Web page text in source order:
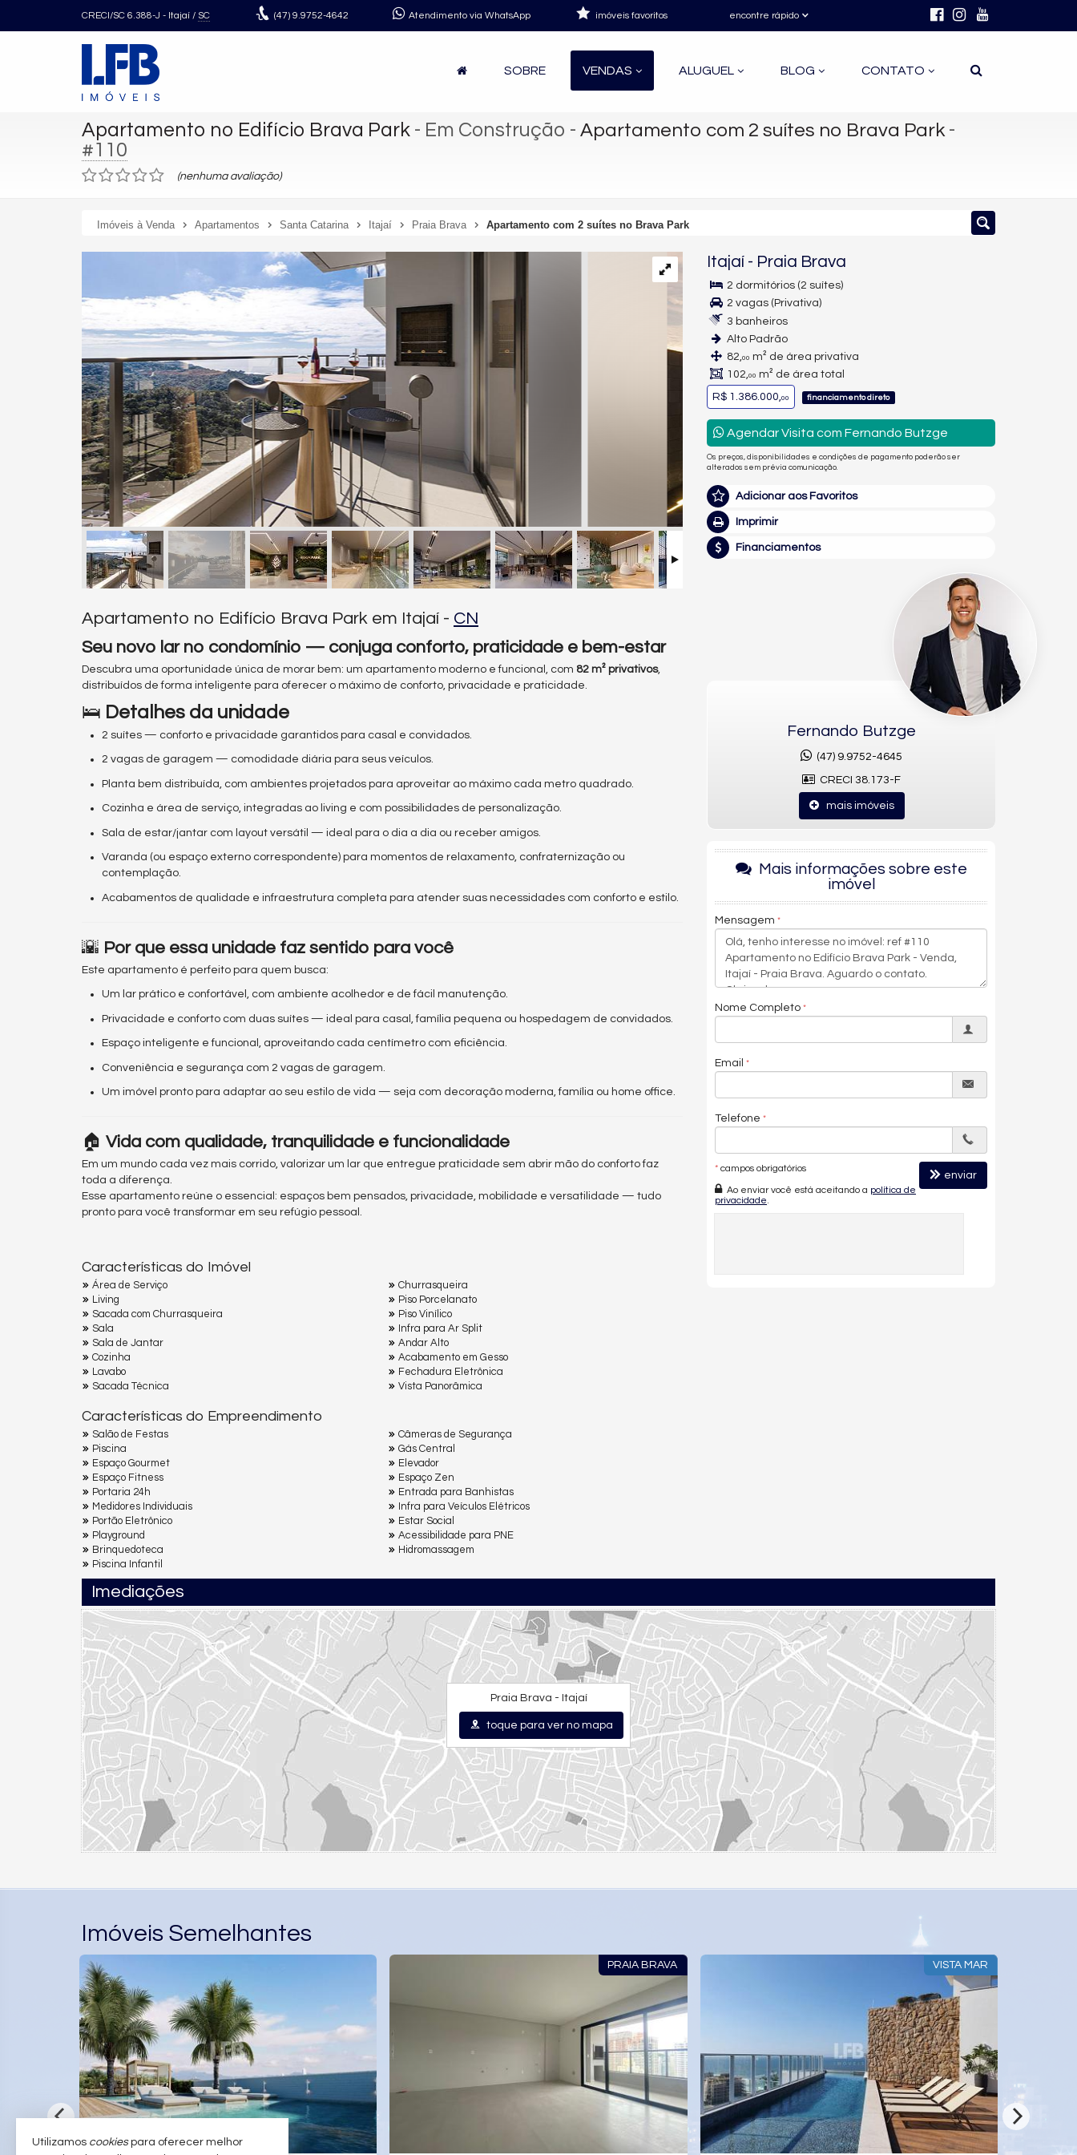
CRECI/SC 6.388-J - Itajaí / SC (47) 9.9752-4642 Atendimento via WhatsApp encontre rápido
imóveis favoritos
SOBRE VENDAS ALUGUEL BLOG CONTATO
Apartamento no Edifício Brava Park - Em Construção - Apartamento com 2 suítes no Brava Park -
#110
(nenhuma avaliação)
Imóveis à Venda Apartamentos Santa Catarina Itajaí Praia Brava Apartamento com 2 suítes no Brava Park
Apartamento no Edifício Brava Park em Itajaí - CN
Seu novo lar no condomínio — conjuga conforto, praticidade e bem-estar
Descubra uma oportunidade única de morar bem: um apartamento moderno e funcional, com 82 m² privativos,
distribuídos de forma inteligente para oferecer o máximo de conforto, privacidade e praticidade.
🛌 Detalhes da unidade
2 suítes — conforto e privacidade garantidos para casal e convidados.
2 vagas de garagem — comodidade diária para seus veículos.
Planta bem distribuída, com ambientes projetados para aproveitar ao máximo cada metro quadrado.
Cozinha e área de serviço, integradas ao living e com possibilidades de personalização.
Sala de estar/jantar com layout versátil — ideal para o dia a dia ou receber amigos.
Varanda (ou espaço externo correspondente) para momentos de relaxamento, confraternização ou
contemplação.
Acabamentos de qualidade e infraestrutura completa para atender suas necessidades com conforto e estilo.
🌇 Por que essa unidade faz sentido para você
Este apartamento é perfeito para quem busca:
Um lar prático e confortável, com ambiente acolhedor e de fácil manutenção.
Privacidade e conforto com duas suítes — ideal para casal, família pequena ou hospedagem de convidados.
Espaço inteligente e funcional, aproveitando cada centímetro com eficiência.
Conveniência e segurança com 2 vagas de garagem.
Um imóvel pronto para adaptar ao seu estilo de vida — seja com decoração moderna, família ou home office.
🏠 Vida com qualidade, tranquilidade e funcionalidade
Em um mundo cada vez mais corrido, valorizar um lar que entregue praticidade sem abrir mão do conforto faz
toda a diferença.
Esse apartamento reúne o essencial: espaços bem pensados, privacidade, mobilidade e versatilidade — tudo
pronto para você transformar em seu refúgio pessoal.
Características do Imóvel
Área de Serviço
Living
Sacada com Churrasqueira
Sala
Sala de Jantar
Cozinha
Lavabo
Sacada Técnica
Churrasqueira
Piso Porcelanato
Piso Vinílico
Infra para Ar Split
Andar Alto
Acabamento em Gesso
Fechadura Eletrônica
Vista Panorâmica
Características do Empreendimento
Salão de Festas
Piscina
Espaço Gourmet
Espaço Fitness
Portaria 24h
Medidores Individuais
Portão Eletrônico
Playground
Brinquedoteca
Piscina Infantil
Câmeras de Segurança
Gás Central
Elevador
Espaço Zen
Entrada para Banhistas
Infra para Veículos Elétricos
Estar Social
Acessibilidade para PNE
Hidromassagem
Itajaí - Praia Brava
2 dormitórios (2 suítes)
2 vagas (Privativa)
3 banheiros
Alto Padrão
82,00 m² de área privativa
102,00 m² de área total
R$ 1.386.000,00 financiamento direto
Agendar Visita com Fernando Butzge
Os preços, disponibilidades e condições de pagamento poderão ser
alterados sem prévia comunicação.
Adicionar aos Favoritos
Imprimir
Financiamentos
Fernando Butzge
(47) 9.9752-4645
CRECI 38.173-F
mais imóveis
Mais informações sobre este
imóvel
Mensagem
Nome Completo
Email
Telefone
* campos obrigatórios
Ao enviar você está aceitando a política de
privacidade
enviar
Imediações
Praia Brava - Itajaí
toque para ver no mapa
Imóveis Semelhantes
VISTA MAR
Utilizamos cookiespara oferecer melhor